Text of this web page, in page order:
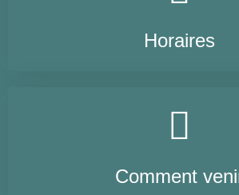
Horaires
Comment